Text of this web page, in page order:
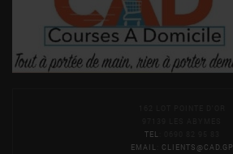
TEL
EMAIL
CLIENTS@CAD.GP